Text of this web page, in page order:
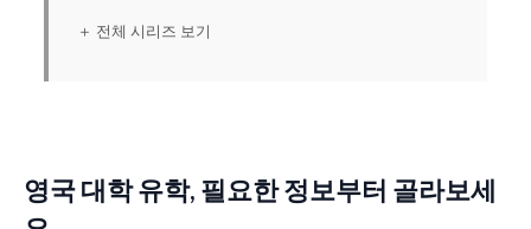
＋ 전체 시리즈 보기
영국 대학 유학, 필요한 정보부터 골라보세